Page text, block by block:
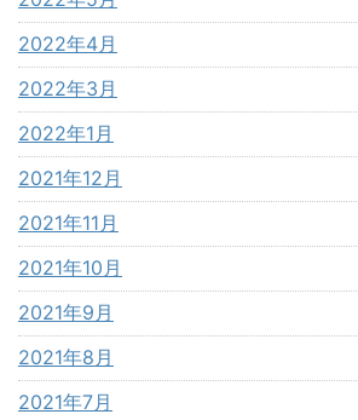
2022年4月
2022年3月
2022年1月
2021年12月
2021年11月
2021年10月
2021年9月
2021年8月
2021年7月